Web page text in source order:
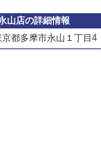
山店の詳細情報
京都多摩市永山１丁目4